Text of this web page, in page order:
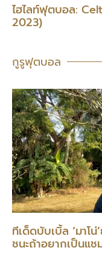
ไฮไลท์ฟุตบอล:
2023)
กูรูฟุตบอล
ทีเด็ดบับเบิ้ล ‘มาโ
ชนะถ้าอยากเป็นแช